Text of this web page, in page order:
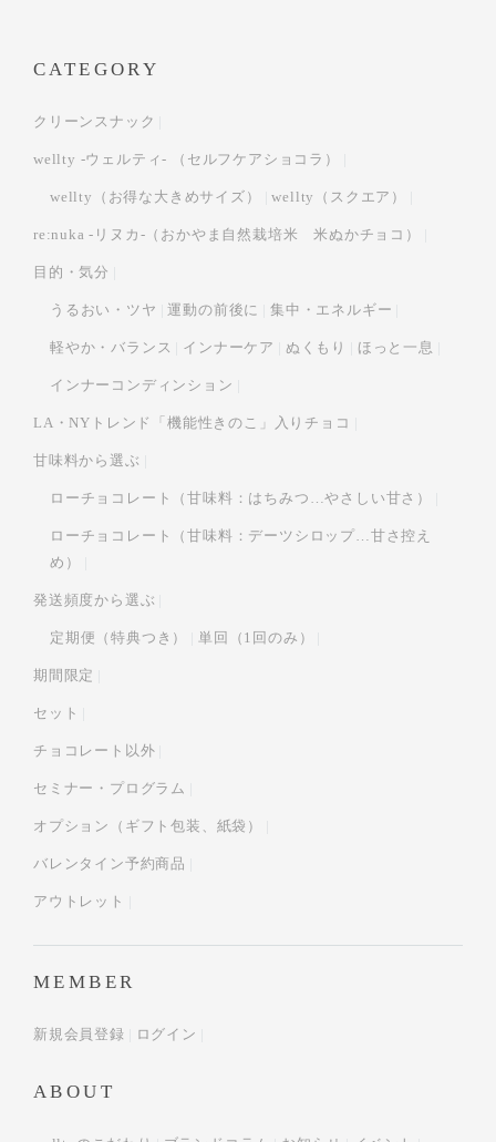
CATEGORY
クリーンスナック
wellty -ウェルティ- （セルフケアショコラ）
wellty（お得な大きめサイズ） wellty（スクエア）
re:nuka -リヌカ-（おかやま自然栽培米 米ぬかチョコ）
目的・気分
うるおい・ツヤ 運動の前後に 集中・エネルギー
軽やか・バランス インナーケア ぬくもり ほっと一息
インナーコンディンション
LA・NYトレンド「機能性きのこ」入りチョコ
甘味料から選ぶ
ローチョコレート（甘味料：はちみつ…やさしい甘さ）
ローチョコレート（甘味料：デーツシロップ…甘さ控え
め）
発送頻度から選ぶ
定期便（特典つき） 単回（1回のみ）
期間限定
セット
チョコレート以外
セミナー・プログラム
オプション（ギフト包装、紙袋）
バレンタイン予約商品
アウトレット
MEMBER
新規会員登録 ログイン
ABOUT